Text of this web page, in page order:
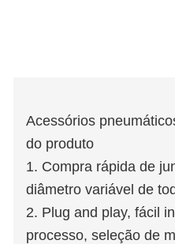
Acessórios
do produto
1. Compra rápida de
diâmetro variável de
2. Plug and play, fácil
processo, seleção de